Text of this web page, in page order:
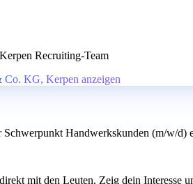
Recruiting-Team
KG, Kerpen anzeigen
Handwerkskunden (m/w/d)
mit den Leuten. Zeig dein Interesse